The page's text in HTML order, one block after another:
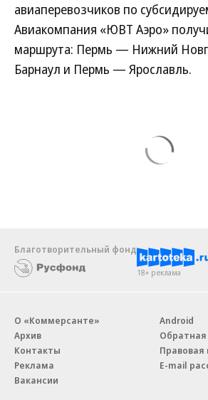
авиаперевозчиков по
Авиакомпания «ЮВТ Аэро»
маршрута: Пермь — Нижний
Барнаул и Пермь — Ярославль.
Благотворительный фонд
18+ реклама
О «Коммерсанте»
Архив
Контакты
Реклама
Вакансии
Android
Обратная
E-mail